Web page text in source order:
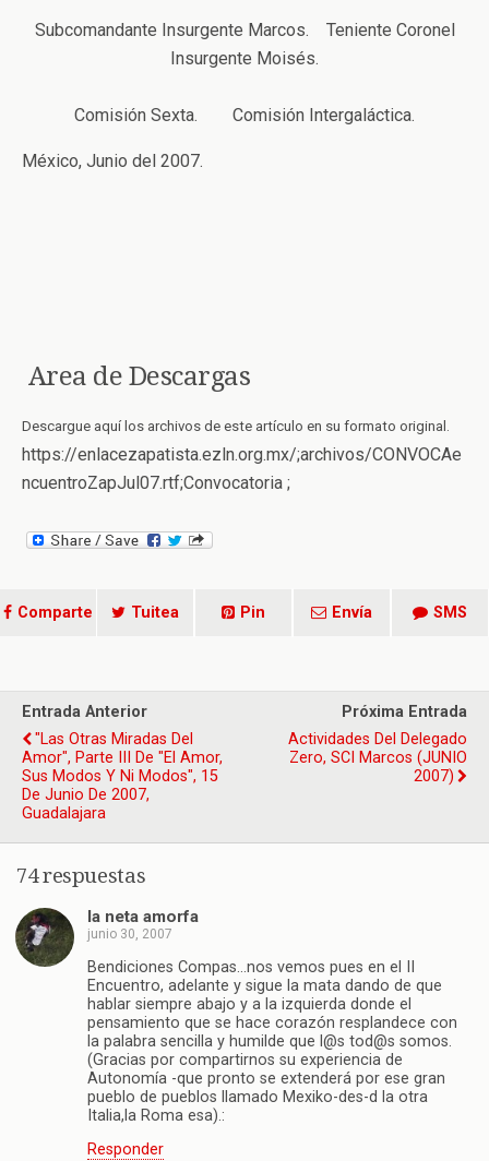
Subcomandante Insurgente Marcos. Teniente Coronel
Insurgente Moisés.
Comisión Sexta. Comisión Intergaláctica.
México, Junio del 2007.
Area de Descargas
Descargue aquí los archivos de este artículo en su formato original.
https://enlacezapatista.ezln.org.mx/;archivos/CONVOCAe
ncuentroZapJul07.rtf;Convocatoria ;
Comparte Tuitea Pin Envía SMS
Entrada Anterior
"Las Otras Miradas Del
Amor", Parte III De "El Amor,
Sus Modos Y Ni Modos", 15
De Junio De 2007,
Guadalajara
Próxima Entrada
Actividades Del Delegado
Zero, SCI Marcos (JUNIO
2007)
74 respuestas
la neta amorfa
junio 30, 2007
Bendiciones Compas…nos vemos pues en el II
Encuentro, adelante y sigue la mata dando de que
hablar siempre abajo y a la izquierda donde el
pensamiento que se hace corazón resplandece con
la palabra sencilla y humilde que l@s tod@s somos.
(Gracias por compartirnos su experiencia de
Autonomía -que pronto se extenderá por ese gran
pueblo de pueblos llamado Mexiko-des-d la otra
Italia,la Roma esa).:
Responder